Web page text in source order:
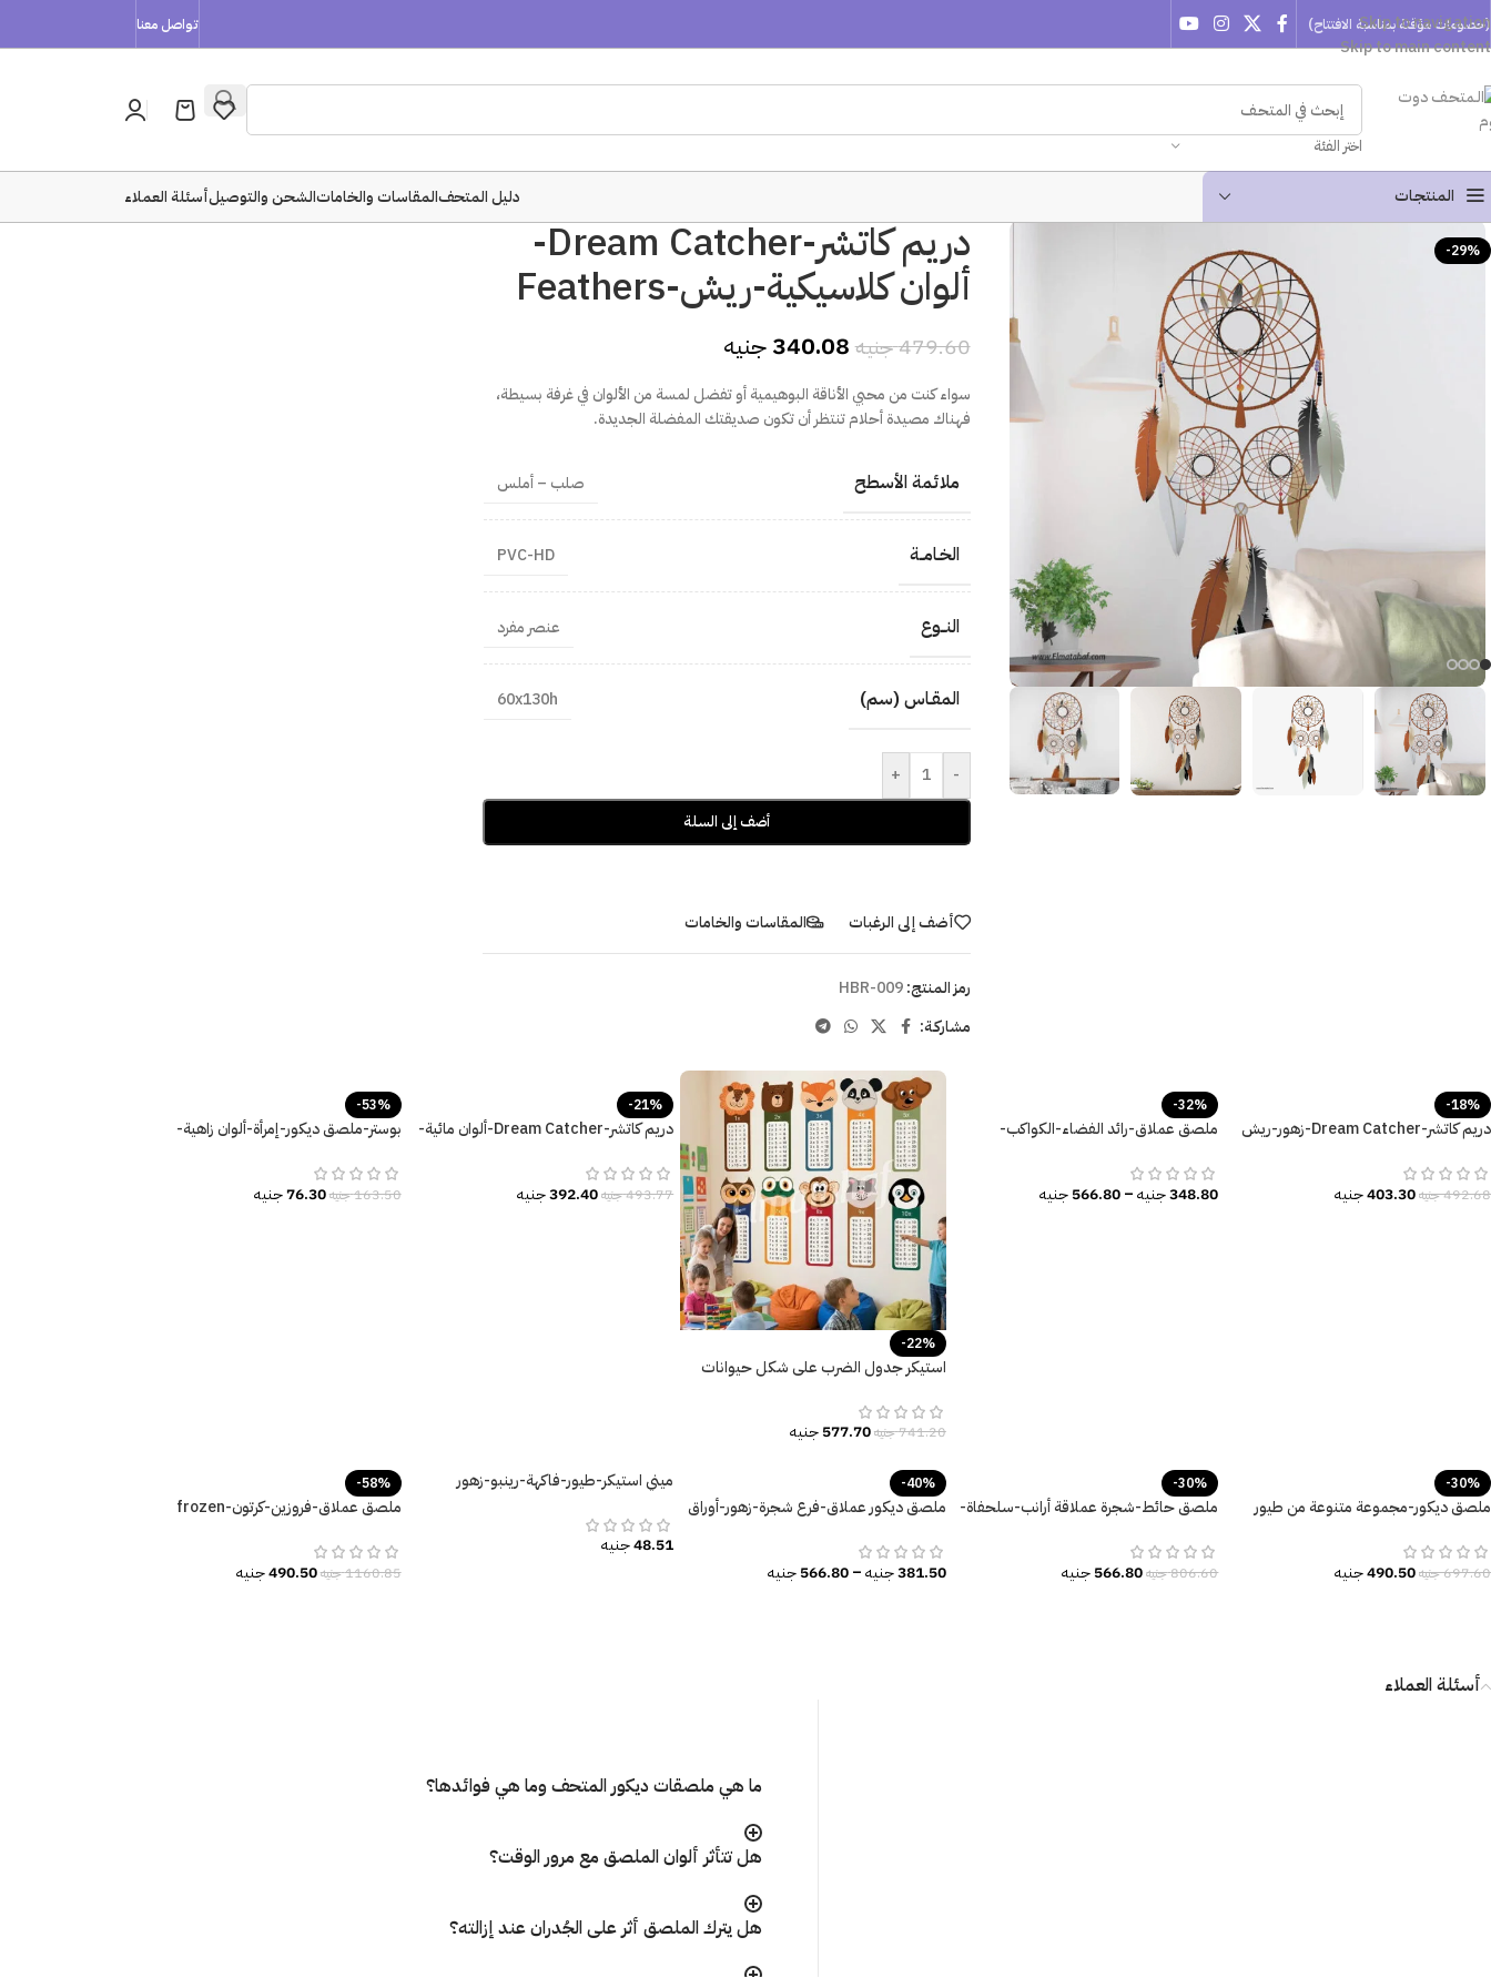
Skip to navigation
Skip to main content
(خصومات مؤقتة بمناسبة الافتتاح) تواصل معنا
اختر الفئة
المنتجـات دليل المتحفالمقاسات والخاماتالشحن والتوصيلأسئلة العملاء
-29% دريم كاتشر-Dream Catcher-
ألوان كلاسيكية-ريش-Feathers
479.60جنيه340.08جنيه
سواء كنت من محبي الأناقة البوهيمية أو تفضل لمسة من الألوان في غرفة بسيطة،
فهناك مصيدة أحلام تنتظر أن تكون صديقتك المفضلة الجديدة.
ملائمة الأسطح صلب – أملس
الخـامــة PVC-HD
النــوع عنصر مفرد
المقـاس (سم) 60x130h
-
+
أضف إلى السلة
أضف إلى الرغبات المقاسات والخامات
رمز المنتج:HBR-009
مشاركـة:
-18%
دريم كاتشر-Dream Catcher-زهور-ريش
492.68جنيه403.30جنيه
-32%
ملصق عملاق-رائد الفضاء-الكواكب-
348.80جنيه –
566.80جنيه
-22%
استيكر جدول الضرب على شكل حيوانات
741.20جنيه577.70جنيه
-21%
دريم كاتشر-Dream Catcher-ألوان مائية-
493.77جنيه392.40جنيه
-53%
بوستر-ملصق ديكور-إمرأة-ألوان زاهية-
163.50جنيه76.30جنيه
-30%
ملصق ديكور-مجموعة متنوعة من طيور
697.60جنيه490.50جنيه
-30%
ملصق حائط-شجرة عملاقة أرانب-سلحفاة-
806.60جنيه566.80جنيه
-40%
ملصق ديكور عملاق-فرع شجرة-زهور-أوراق
381.50جنيه–
566.80جنيه
ميني استيكر-طيور-فاكهة-رينبو-زهور
48.51جنيه
-58%
ملصق عملاق-فروزين-كرتون-frozen
1160.85جنيه490.50جنيه
أسئلة العملاء
ما هي ملصقات ديكور المتحف وما هي فوائدها؟
هل تتأثر ألوان الملصق مع مرور الوقت؟
هل يترك الملصق أثر على الجُدران عند إزالته؟